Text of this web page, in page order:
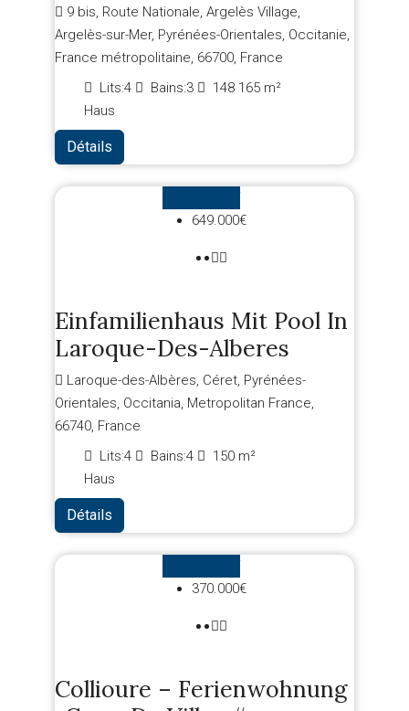
9 bis, Route Nationale, Argelès Village,
Argelès-sur-Mer, Pyrénées-Orientales, Occitanie,
France métropolitaine, 66700, France
Lits:4 Bains:3 148 165 m²
Haus
Détails
649.000€
Einfamilienhaus Mit Pool In
Laroque-Des-Alberes
Laroque-des-Albères, Céret, Pyrénées-
Orientales, Occitania, Metropolitan France,
66740, France
Lits:4 Bains:4 150 m²
Haus
Détails
370.000€
Collioure – Ferienwohnung